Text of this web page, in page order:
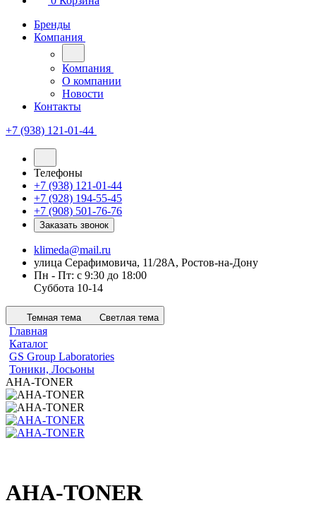
Бренды
Компания
Компания
О компании
Новости
Контакты
+7 (938) 121-01-44
Телефоны
+7 (938) 121-01-44
+7 (928) 194-55-45
+7 (908) 501-76-76
Заказать звонок
klimeda@mail.ru
улица Серафимовича, 11/28А, Ростов-на-Дону
Пн - Пт: с 9:30 до 18:00
Суббота 10-14
Темная тема Светлая тема
Главная
Каталог
GS Group Laboratories
Тоники, Лосьоны
AHA-TONER
AHA-TONER